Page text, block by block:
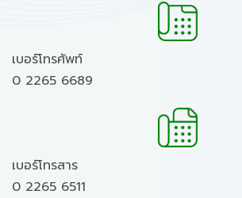
เบอร์โทรศัพท์
0 2265 6689
เบอร์โทรสาร
0 2265 6511